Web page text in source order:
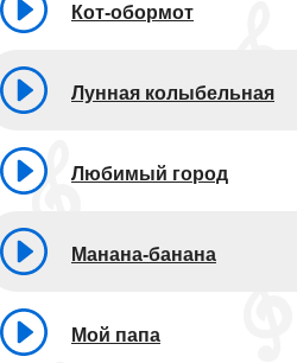
Кот-обормот
Лунная колыбельная
Любимый город
Манана-банана
Мой папа